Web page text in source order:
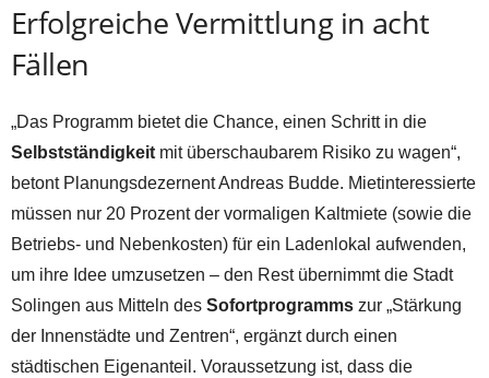
Erfolgreiche Vermittlung in acht
Fällen
„Das Programm bietet die Chance, einen Schritt in die
Selbstständigkeit mit überschaubarem Risiko zu wagen“,
betont Planungsdezernent Andreas Budde. Mietinteressierte
müssen nur 20 Prozent der vormaligen Kaltmiete (sowie die
Betriebs- und Nebenkosten) für ein Ladenlokal aufwenden,
um ihre Idee umzusetzen – den Rest übernimmt die Stadt
Solingen aus Mitteln des Sofortprogramms zur „Stärkung
der Innenstädte und Zentren“, ergänzt durch einen
städtischen Eigenanteil. Voraussetzung ist, dass die